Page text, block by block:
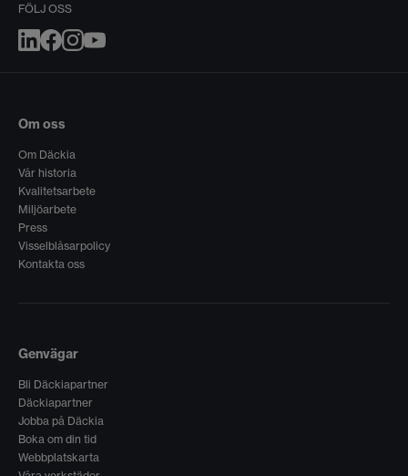
FÖLJ OSS
Om oss
Om Däckia
Vår historia
Kvalitetsarbete
Miljöarbete
Press
Visselblåsarpolicy
Kontakta oss
Genvägar
Bli Däckiapartner
Däckiapartner
Jobba på Däckia
Boka om din tid
Webbplatskarta